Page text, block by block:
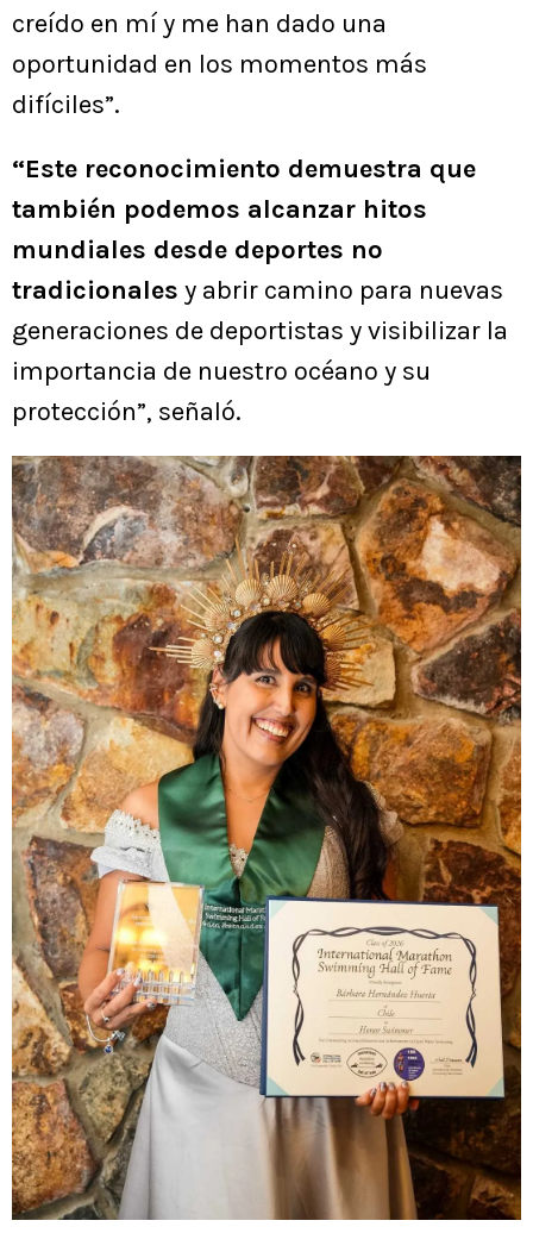
creído en mí y me han dado una
oportunidad en los momentos más
difíciles”.
“Este reconocimiento demuestra que
también podemos alcanzar hitos
mundiales desde deportes no
tradicionales y abrir camino para nuevas
generaciones de deportistas y visibilizar la
importancia de nuestro océano y su
protección”, señaló.